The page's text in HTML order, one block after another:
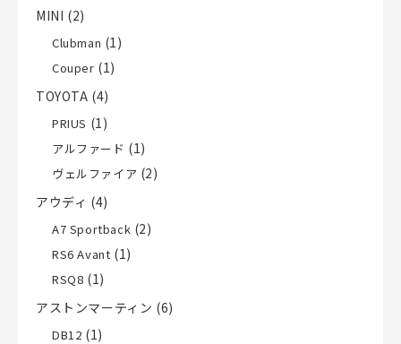
MINI (2)
Clubman (1)
Couper (1)
TOYOTA (4)
PRIUS (1)
アルファード (1)
ヴェルファイア (2)
アウディ (4)
A7 Sportback (2)
RS6 Avant (1)
RSQ8 (1)
アストンマーティン (6)
DB12 (1)